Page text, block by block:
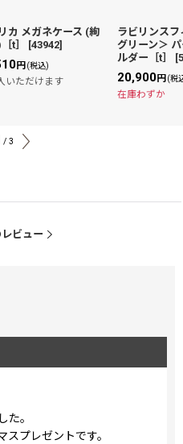
カ メガネケース (絢
t］
[43942]
円 (税込)
いただけます
ラビリンス
グリーン＞
ルダー［t］
[
20,900円 (税
在庫わずか
/ 3
ビュー
た。
プレゼントです。